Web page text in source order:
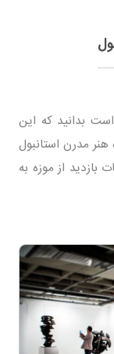
است بدانید که این
مدرن استانبول
از موزه به